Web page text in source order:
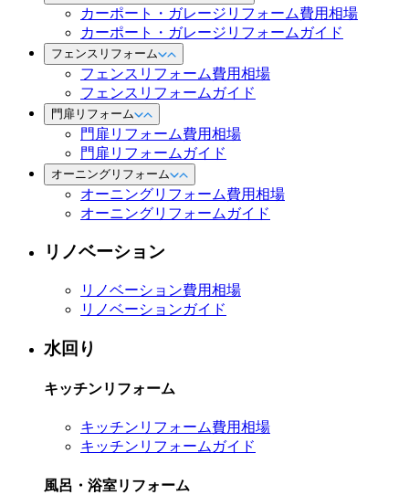
カーポート・ガレージリフォーム費用相場
カーポート・ガレージリフォームガイド
フェンスリフォーム
フェンスリフォーム費用相場
フェンスリフォームガイド
門扉リフォーム
門扉リフォーム費用相場
門扉リフォームガイド
オーニングリフォーム
オーニングリフォーム費用相場
オーニングリフォームガイド
リノベーション
リノベーション費用相場
リノベーションガイド
水回り
キッチンリフォーム
キッチンリフォーム費用相場
キッチンリフォームガイド
風呂・浴室リフォーム